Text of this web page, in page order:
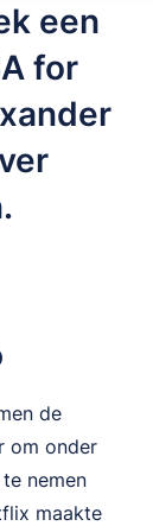
een
for
de
om onder
nemen
maakte